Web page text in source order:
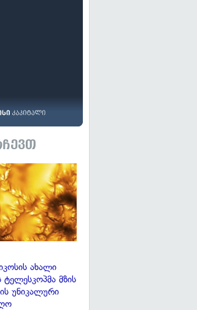
ახალი
ტელესკოპმა მზის
უნიკალური